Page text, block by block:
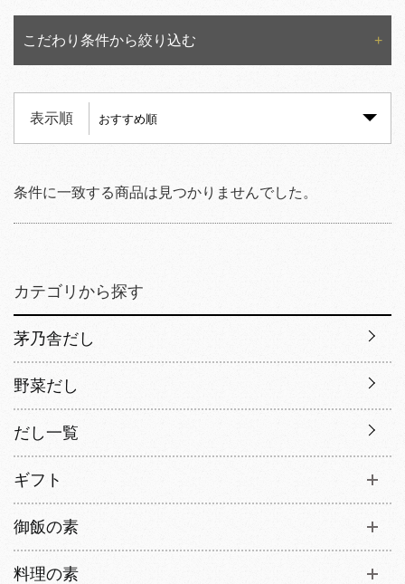
こだわり条件から絞り込む
表示順
条件に一致する商品は見つかりませんでした。
カテゴリから探す
茅乃舎だし
野菜だし
だし一覧
ギフト
御飯の素
料理の素